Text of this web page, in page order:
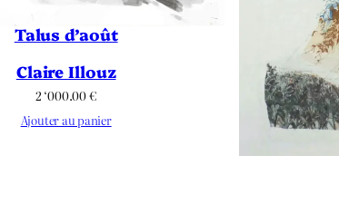
Talus d’août
Claire Illouz
2 ‘000.00€
Ajouter au panier